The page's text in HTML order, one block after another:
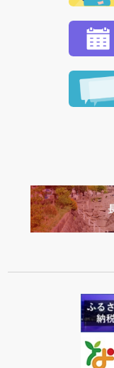
ます。 （到着日
程に合わせてお